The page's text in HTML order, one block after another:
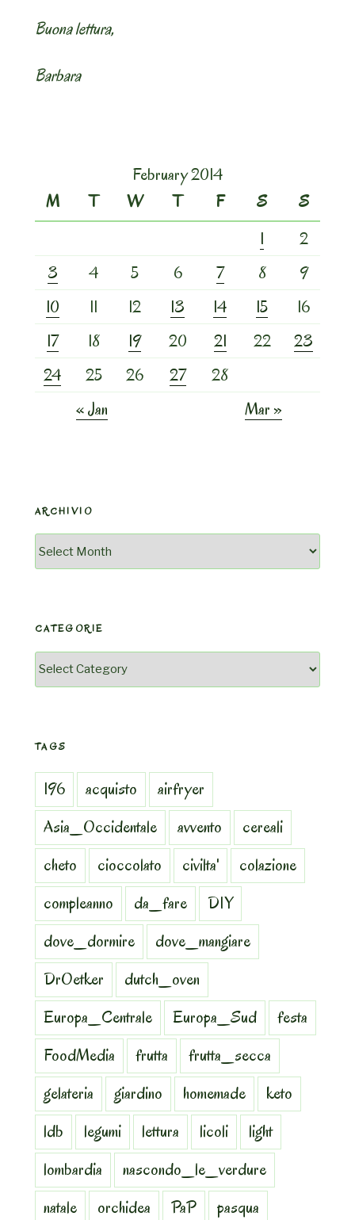
Buona lettura,
Barbara
February 2014
M
T W T F S
S
1
2
3
4 5 6 7 8
9
10
11 12 13 14 15
16
17
18 19 20 21 22
23
24
25 26 27
28
« Jan
Mar »
ARCHIVIO
Archivio
CATEGORIE
Categorie
TAGS
196 acquisto
airfryer
Asia_Occidentale
avvento
cereali
cheto
cioccolato civilta'
colazione
compleanno
da_fare
DIY
dove_dormire
dove_mangiare
DrOetker
dutch_oven
Europa_Centrale
Europa_Sud
festa
FoodMedia
frutta
frutta_secca
gelateria
giardino homemade
keto
ldb
legumi lettura licoli
light
lombardia
nascondo_le_verdure
natale
orchidea PaP
pasqua